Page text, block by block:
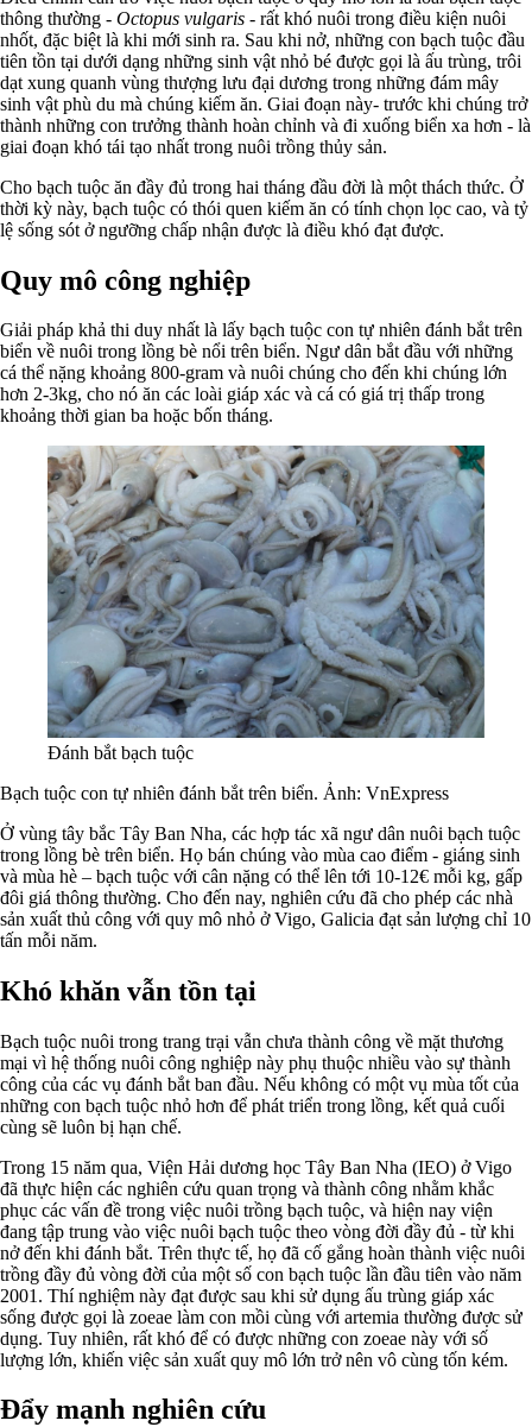
thông thường - Octopus vulgaris - rất khó nuôi trong điều kiện nuôi
nhốt, đặc biệt là khi mới sinh ra. Sau khi nở, những con bạch tuộc đầu
tiên tồn tại dưới dạng những sinh vật nhỏ bé được gọi là ấu trùng, trôi
dạt xung quanh vùng thượng lưu đại dương trong những đám mây
sinh vật phù du mà chúng kiếm ăn. Giai đoạn này- trước khi chúng trở
thành những con trưởng thành hoàn chỉnh và đi xuống biển xa hơn - là
giai đoạn khó tái tạo nhất trong nuôi trồng thủy sản.
Cho bạch tuộc ăn đầy đủ trong hai tháng đầu đời là một thách thức. Ở
thời kỳ này, bạch tuộc có thói quen kiếm ăn có tính chọn lọc cao, và tỷ
lệ sống sót ở ngưỡng chấp nhận được là điều khó đạt được.
Quy mô công nghiệp
Giải pháp khả thi duy nhất là lấy bạch tuộc con tự nhiên đánh bắt trên
biển về nuôi trong lồng bè nổi trên biển. Ngư dân bắt đầu với những
cá thể nặng khoảng 800-gram và nuôi chúng cho đến khi chúng lớn
hơn 2-3kg, cho nó ăn các loài giáp xác và cá có giá trị thấp trong
khoảng thời gian ba hoặc bốn tháng.
Đánh bắt bạch tuộc
Bạch tuộc con tự nhiên đánh bắt trên biển. Ảnh: VnExpress
Ở vùng tây bắc Tây Ban Nha, các hợp tác xã ngư dân nuôi bạch tuộc
trong lồng bè trên biển. Họ bán chúng vào mùa cao điểm - giáng sinh
và mùa hè – bạch tuộc với cân nặng có thể lên tới 10-12€ mỗi kg, gấp
đôi giá thông thường. Cho đến nay, nghiên cứu đã cho phép các nhà
sản xuất thủ công với quy mô nhỏ ở Vigo, Galicia đạt sản lượng chỉ 10
tấn mỗi năm.
Khó khăn vẫn tồn tại
Bạch tuộc nuôi trong trang trại vẫn chưa thành công về mặt thương
mại vì hệ thống nuôi công nghiệp này phụ thuộc nhiều vào sự thành
công của các vụ đánh bắt ban đầu. Nếu không có một vụ mùa tốt của
những con bạch tuộc nhỏ hơn để phát triển trong lồng, kết quả cuối
cùng sẽ luôn bị hạn chế.
Trong 15 năm qua, Viện Hải dương học Tây Ban Nha (IEO) ở Vigo
đã thực hiện các nghiên cứu quan trọng và thành công nhằm khắc
phục các vấn đề trong việc nuôi trồng bạch tuộc, và hiện nay viện
đang tập trung vào việc nuôi bạch tuộc theo vòng đời đầy đủ - từ khi
nở đến khi đánh bắt. Trên thực tế, họ đã cố gắng hoàn thành việc nuôi
trồng đầy đủ vòng đời của một số con bạch tuộc lần đầu tiên vào năm
2001. Thí nghiệm này đạt được sau khi sử dụng ấu trùng giáp xác
sống được gọi là zoeae làm con mồi cùng với artemia thường được sử
dụng. Tuy nhiên, rất khó để có được những con zoeae này với số
lượng lớn, khiến việc sản xuất quy mô lớn trở nên vô cùng tốn kém.
Đẩy mạnh nghiên cứu